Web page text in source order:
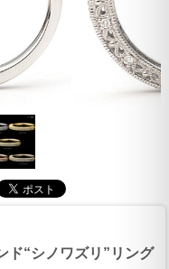
ド“シノワズリ”リング